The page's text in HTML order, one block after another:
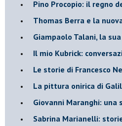
Pino Procopio: il regno
Thomas Berra e la
Giampaolo Talani, la
Il mio Kubrick:
Le storie di Francesco
​La pittura onirica di
​Giovanni Maranghi:
Sabrina Marianelli: